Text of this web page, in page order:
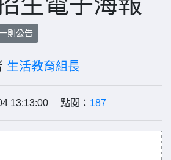
則公告
生活教育組長
13:13:00 點閱： 187